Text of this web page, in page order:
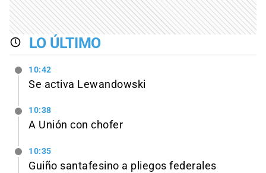
LO ÚLTIMO
10:42
Se activa Lewandowski
10:38
A Unión con chofer
10:35
Guiño santafesino a pliegos federales